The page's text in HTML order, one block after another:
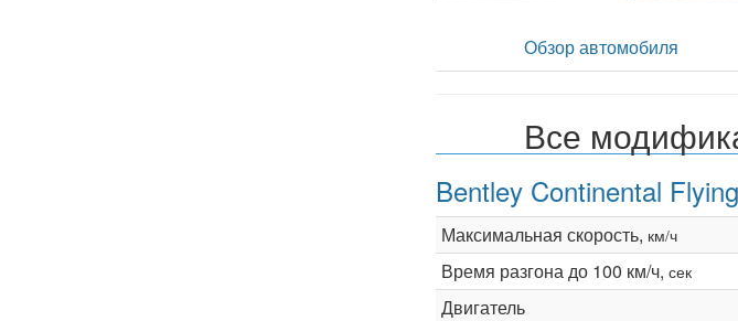
Обзор автомобиля
Все
Bentley Continental
Максимальная скорость, км/ч
Время разгона до 100 км/ч, сек
Двигатель